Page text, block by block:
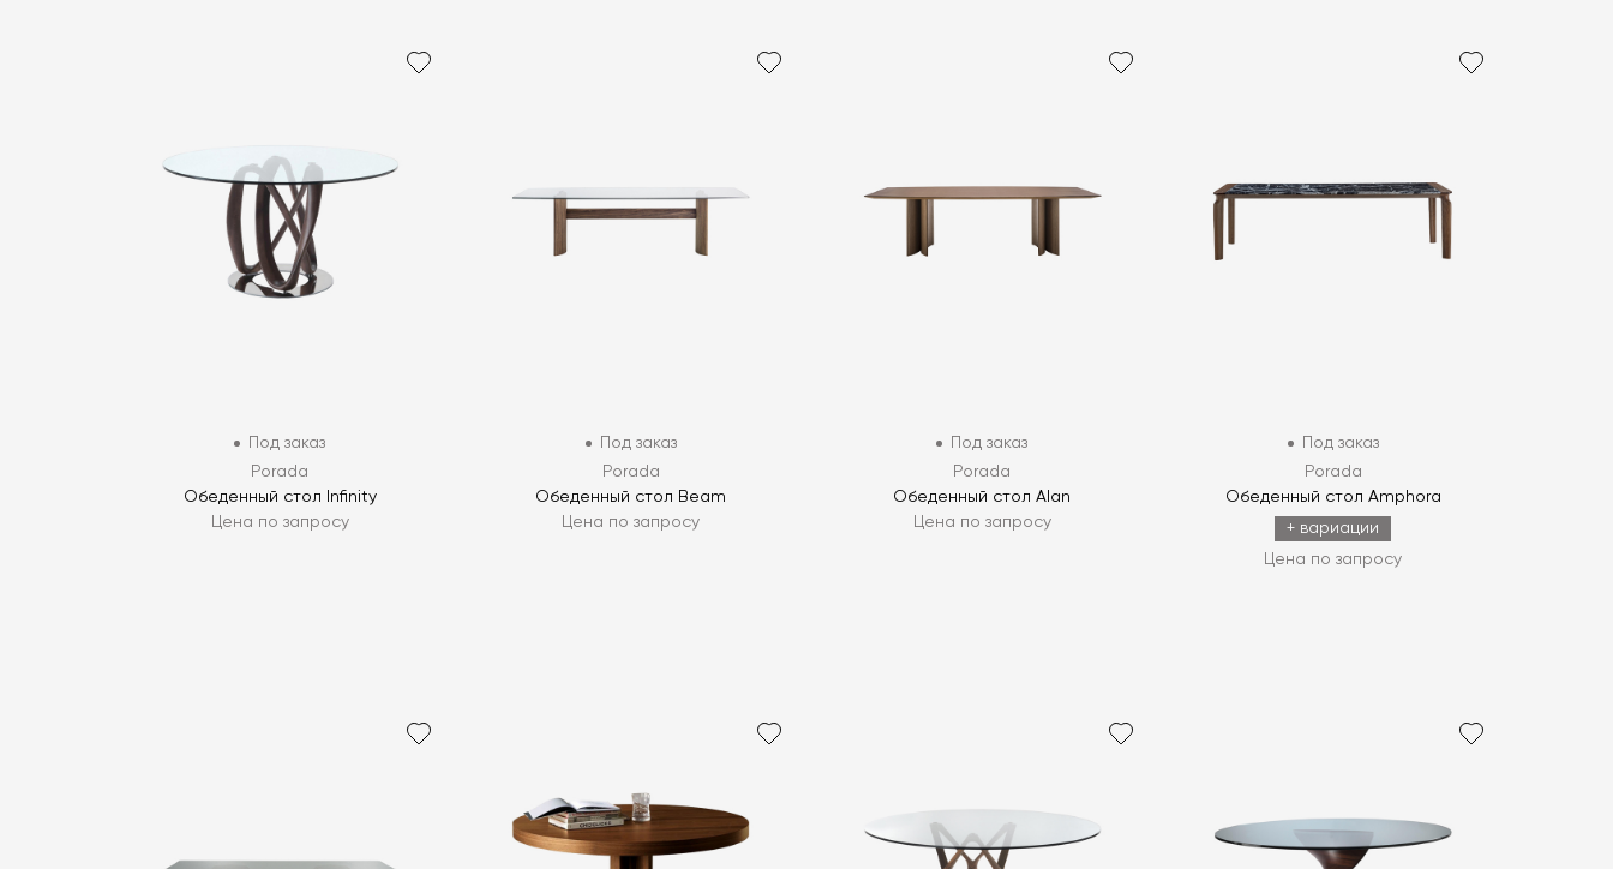
Под заказ
Porada
Обеденный стол Infinity
Цена по запросу
Под заказ
Porada
Обеденный стол Beam
Цена по запросу
Под заказ
Porada
Обеденный стол Alan
Цена по запросу
Под заказ
Porada
Обеденный стол Amphora
+ вариации
Цена по запросу